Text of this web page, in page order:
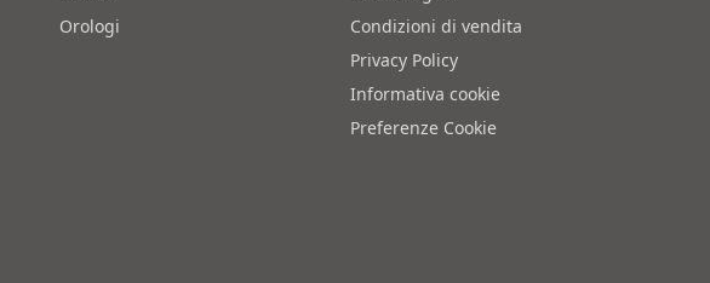
Orologi
Condizioni di vendita
Privacy Policy
Informativa cookie
Preferenze Cookie